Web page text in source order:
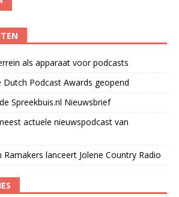
als apparaat voor podcasts
Dutch Podcast Awards geopend
Spreekbuis.nl Nieuwsbrief
actuele nieuwspodcast van
lanceert Jolene Country Radio